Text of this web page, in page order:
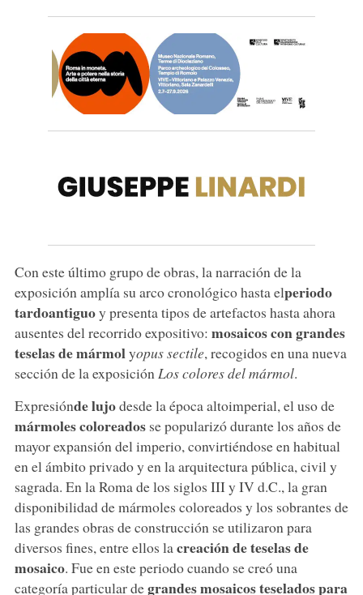
Con este último grupo de obras, la narración de la
exposición amplía su arco cronológico hasta elperiodo
tardoantiguoy presenta tipos de artefactos hasta ahora
ausentes del recorrido expositivo: mosaicos con grandes
teselas de mármolyopus sectile, recogidos en una nueva
sección de la exposición Los colores del mármol.
Expresiónde lujodesde la época altoimperial, el uso de
mármoles coloreadosse popularizó durante los años de
mayor expansión del imperio, convirtiéndose en habitual
en el ámbito privado y en la arquitectura pública, civil y
sagrada. En la Roma de los siglos III y IV d.C., la gran
disponibilidad de mármoles coloreados y los sobrantes de
las grandes obras de construcción se utilizaron para
diversos fines, entre ellos la creación de teselas de
mosaico. Fue en este periodo cuando se creó una
categoría particular degrandes mosaicos teselados para